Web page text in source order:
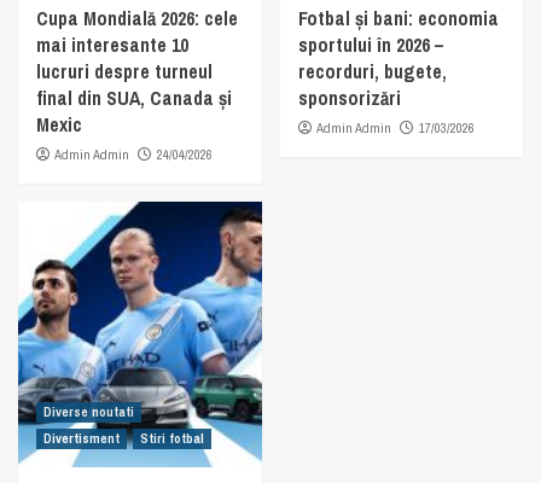
Cupa Mondială 2026: cele
mai interesante 10
lucruri despre turneul
final din SUA, Canada și
Mexic
Admin Admin 24/04/2026
Fotbal și bani: economia
sportului în 2026 –
recorduri, bugete,
sponsorizări
Admin Admin 17/03/2026
Diverse noutati
Divertisment
Stiri fotbal